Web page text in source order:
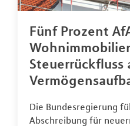
Fünf Prozent
Steuerrückfluss
Die Bundesregierung
Abschreibung für